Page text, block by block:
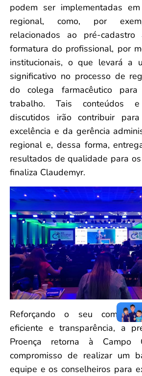
podem ser implementadas
regional, como, por
relacionados ao pré-
formatura do profissional, por
institucionais, o que levará a
significativo no processo de
do colega farmacêutico
trabalho. Tais conteúdos
discutidos irão contribuir
excelência e da gerência
regional e, dessa forma,
resultados de qualidade para os
finaliza Claudemyr.
Reforçando o seu
eficiente e transparência, a
Proença retorna à Campo
compromisso de realizar um
equipe e os conselheiros para